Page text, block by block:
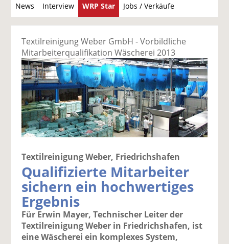
News Interview WRP Star Jobs / Verkäufe
u
c
Textilreinigung Weber GmbH - Vorbildliche
Mitarbeiterqualifikation Wäscherei 2013
Textilreinigung Weber, Friedrichshafen
Qualifizierte Mitarbeiter
sichern ein hochwertiges
Ergebnis
Für Erwin Mayer, Technischer Leiter der
Textilreinigung Weber in Friedrichshafen, ist
eine Wäscherei ein komplexes System,